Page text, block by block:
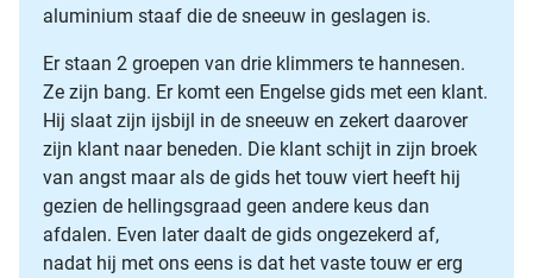
aluminium staaf die de sneeuw in geslagen is.
Er staan 2 groepen van drie klimmers te hannesen.
Ze zijn bang. Er komt een Engelse gids met een klant.
Hij slaat zijn ijsbijl in de sneeuw en zekert daarover
zijn klant naar beneden. Die klant schijt in zijn broek
van angst maar als de gids het touw viert heeft hij
gezien de hellingsgraad geen andere keus dan
afdalen. Even later daalt de gids ongezekerd af,
nadat hij met ons eens is dat het vaste touw er erg